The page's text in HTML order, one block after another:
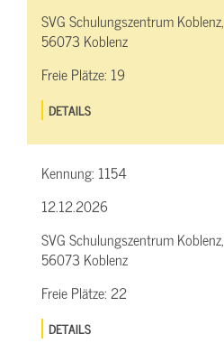
SVG Schulungszentrum
56073 Koblenz
Freie Plätze: 19
DETAILS
Kennung: 1154
12.12.2026
SVG Schulungszentrum
56073 Koblenz
Freie Plätze:22
DETAILS